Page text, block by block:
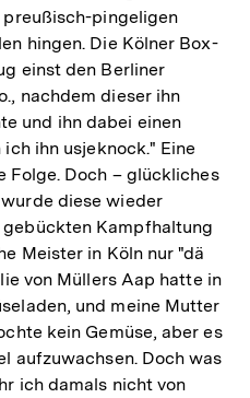
preußisch-pingeligen
hingen. Die Kölner Box-
einst den Berliner
nachdem dieser ihn
und ihn dabei einen
ihn usjeknock." Eine
Folge. Doch – glückliches
diese wieder
gebückten Kampfhaltung
Meister in Köln nur "dä
von Müllers Aap hatte in
und meine Mutter
kein Gemüse, aber es
aufzuwachsen. Doch was
ich damals nicht von